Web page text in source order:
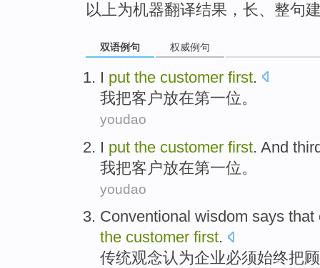
以上为机器翻译结果，长、整句
双语例句 权威例句
I put the customer first.
我把客户放在第一位。
youdao
I put the customer first. And
我把客户放在第一位。
youdao
Conventional wisdom says that
the customer first.
传统观念认为企业必须始终把